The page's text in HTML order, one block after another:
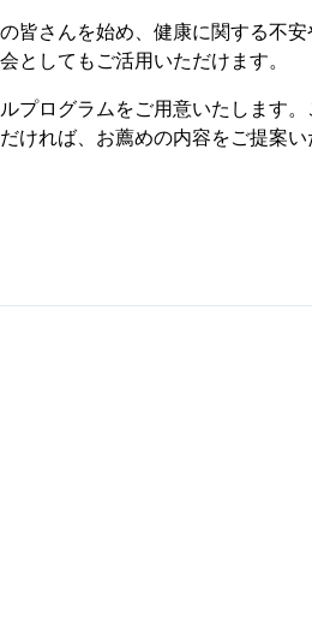
さんを始め、健康に関する不
としてもご活用いただけます。
ログラムをご用意いたします
れば、お薦めの内容をご提案い